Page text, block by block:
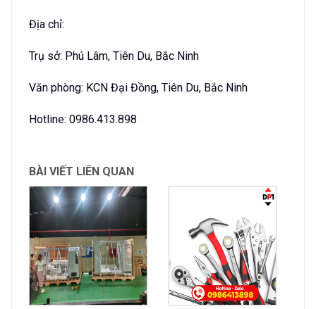
Địa chỉ:
Trụ sở: Phú Lâm, Tiên Du, Bắc Ninh
Văn phòng: KCN Đại Đồng, Tiên Du, Bắc Ninh
Hotline: 0986.413.898
BÀI VIẾT LIÊN QUAN